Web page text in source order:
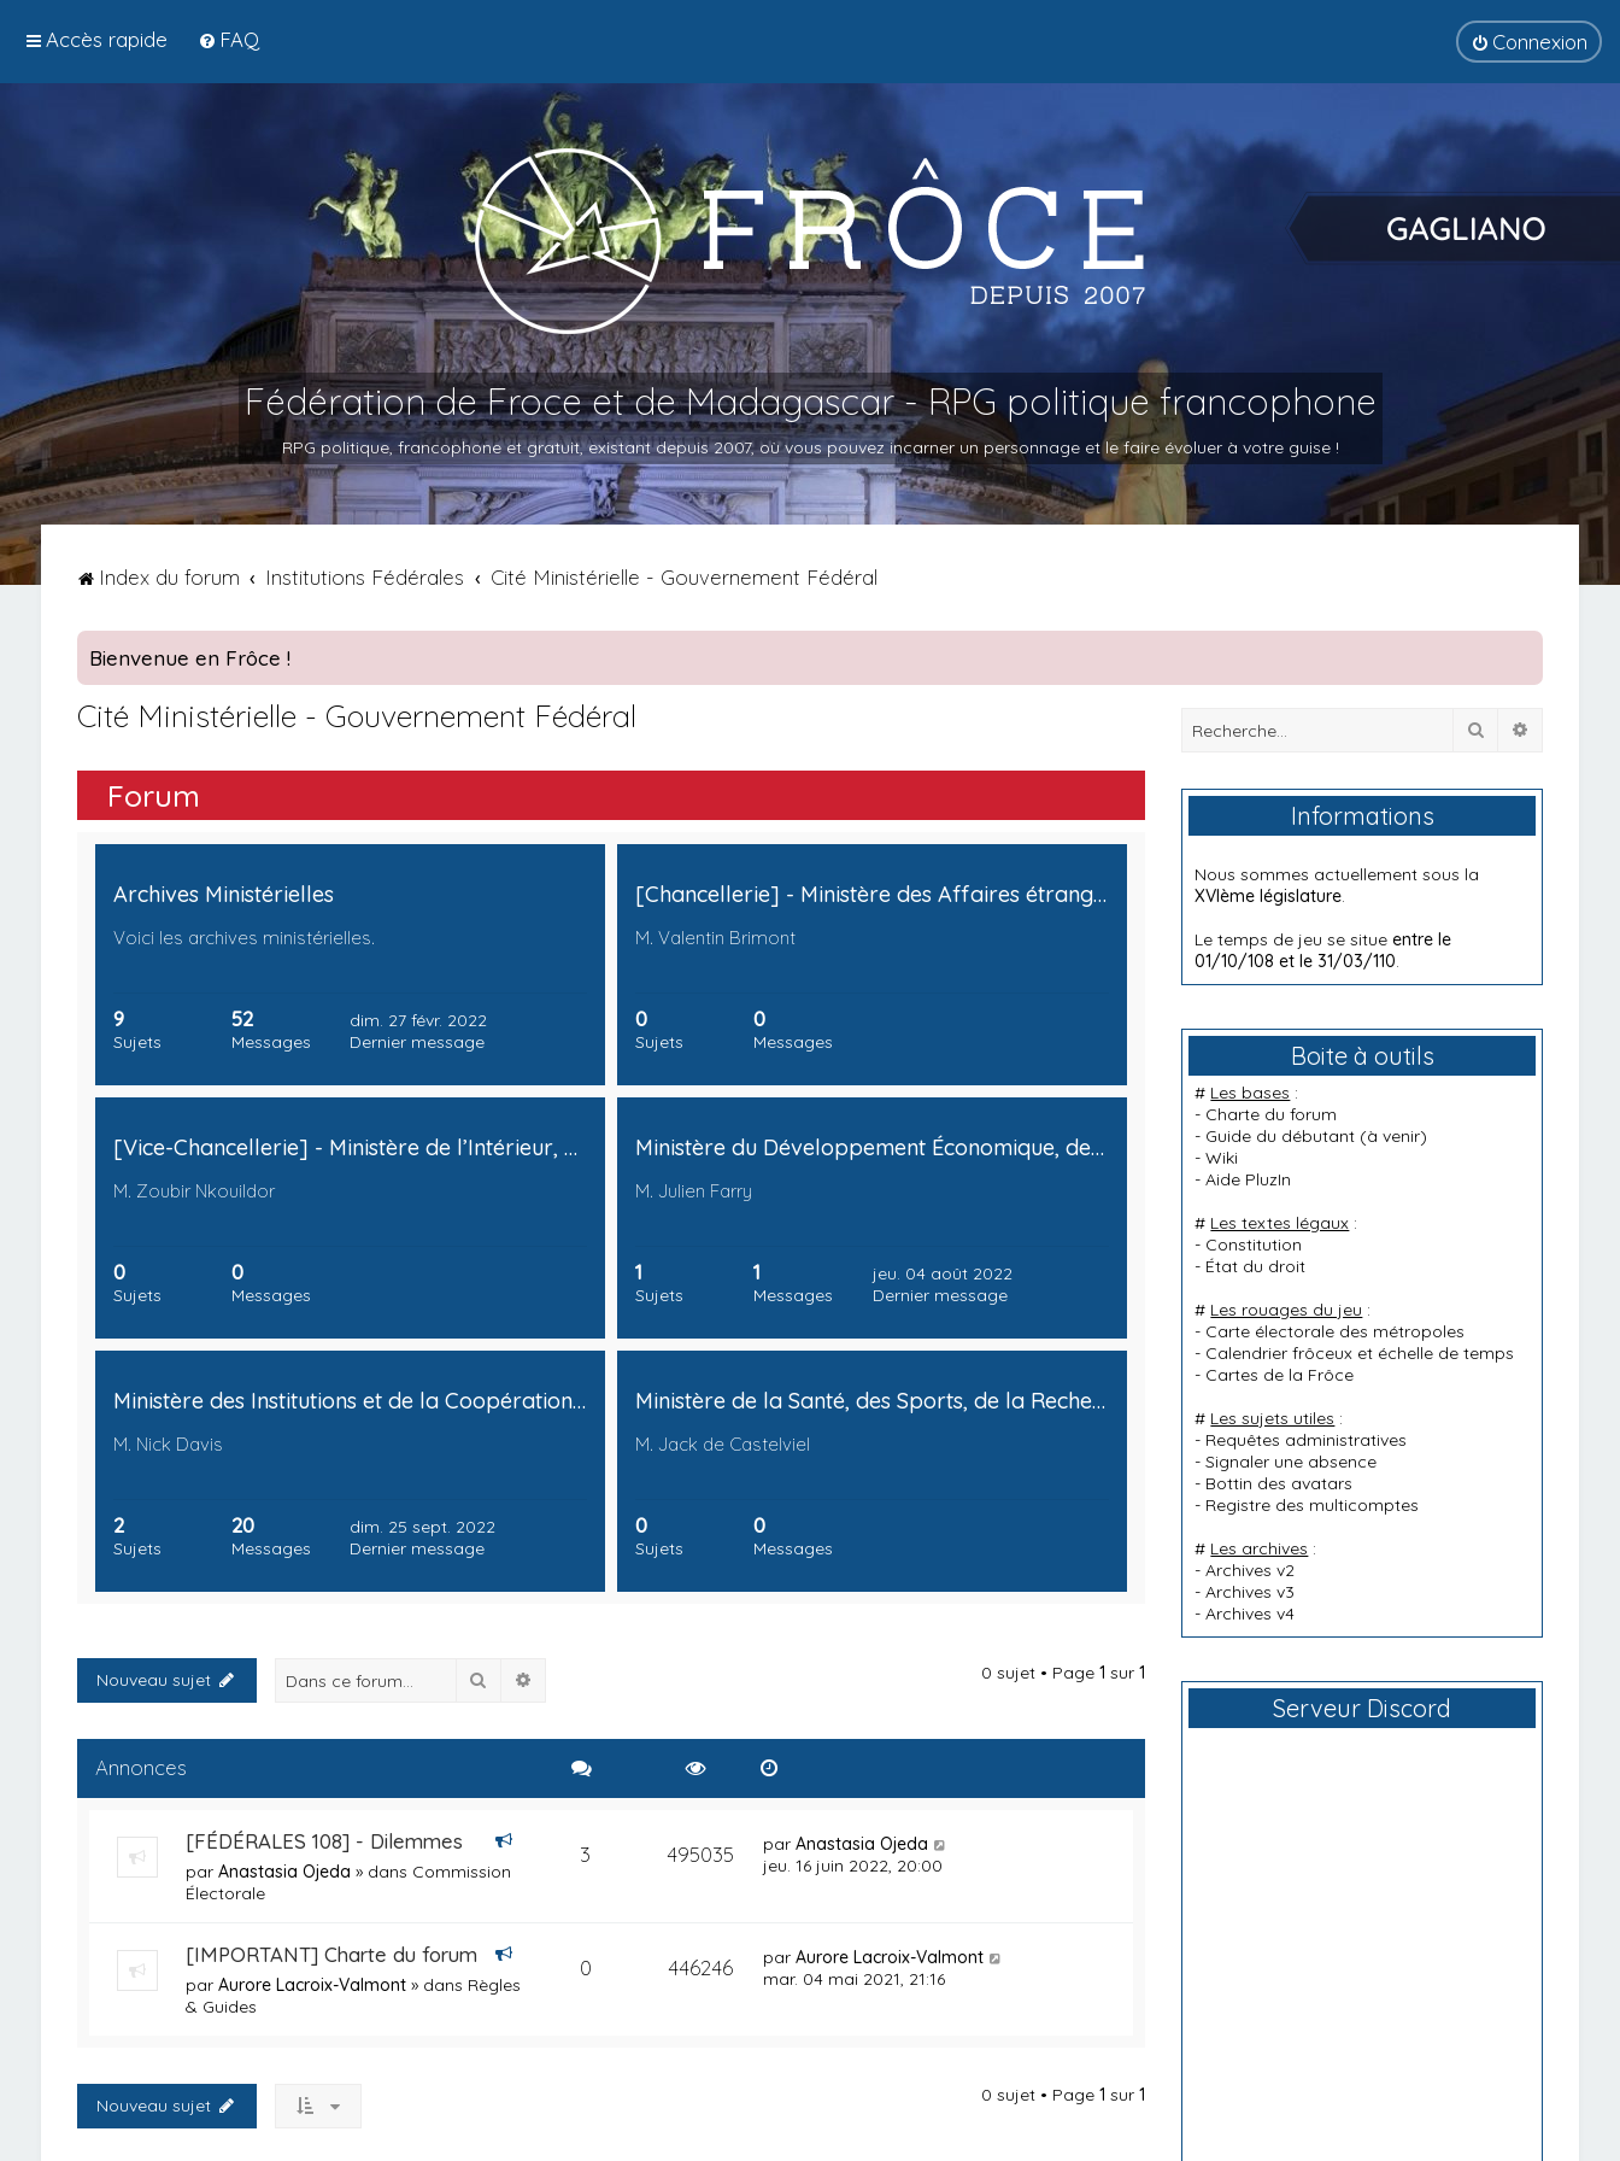
Accès rapide FAQ Connexion
Fédération de Froce et de Madagascar - RPG politique francophone
RPG politique, francophone et gratuit, existant depuis 2007, où vous pouvez incarner un personnage et le faire évoluer à votre guise !
Index du forum Institutions Fédérales Cité Ministérielle - Gouvernement Fédéral
Bienvenue en Frôce !
Cité Ministérielle - Gouvernement Fédéral
Forum
Archives Ministérielles
Voici les archives ministérielles.
9
Sujets
52
Messages
dim. 27 févr. 2022
Dernier message
[Chancellerie] - Ministère des Affaires étrangères, de la Défense et du Commerce International
M. Valentin Brimont
0
Sujets
0
Messages
[Vice-Chancellerie] - Ministère de l’Intérieur, de la Justice et des Droits des Femmes
M. Zoubir Nkouildor
0
Sujets
0
Messages
Ministère du Développement Économique, de la Politique Monétaire et du Budget Fédéral
M. Julien Farry
1
Sujets
1
Messages
jeu. 04 août 2022
Dernier message
Ministère des Institutions et de la Coopération Inter-Provinciale
M. Nick Davis
2
Sujets
20
Messages
dim. 25 sept. 2022
Dernier message
Ministère de la Santé, des Sports, de la Recherche et de la Protection Sociale
M. Jack de Castelviel
0
Sujets
0
Messages
Nouveau sujet Rechercher 0 sujet • Page1 sur1
Annonces
[FÉDÉRALES 108] - Dilemmes
par Anastasia Ojeda » dans Commission
Électorale
3 495035 parAnastasia Ojeda
jeu. 16 juin 2022, 20:00
[IMPORTANT] Charte du forum
par Aurore Lacroix-Valmont » dans Règles
& Guides
0 446246 parAurore Lacroix-Valmont
mar. 04 mai 2021, 21:16
Nouveau sujet 0 sujet • Page1 sur1
Rechercher
Informations
Nous sommes actuellement sous la
XVIème législature.
Le temps de jeu se situeentre le
01/10/108 et le 31/03/110.
Boite à outils
# Les bases :
- Charte du forum
- Guide du débutant (à venir)
-Wiki
-Aide PluzIn
# Les textes légaux :
- Constitution
- État du droit
# Les rouages du jeu :
- Carte électorale des métropoles
- Calendrier frôceux et échelle de temps
- Cartes de la Frôce
# Les sujets utiles :
- Requêtes administratives
-Signaler une absence
- Bottin des avatars
- Registre des multicomptes
# Les archives :
-Archives v2
-Archives v3
-Archives v4
Serveur Discord